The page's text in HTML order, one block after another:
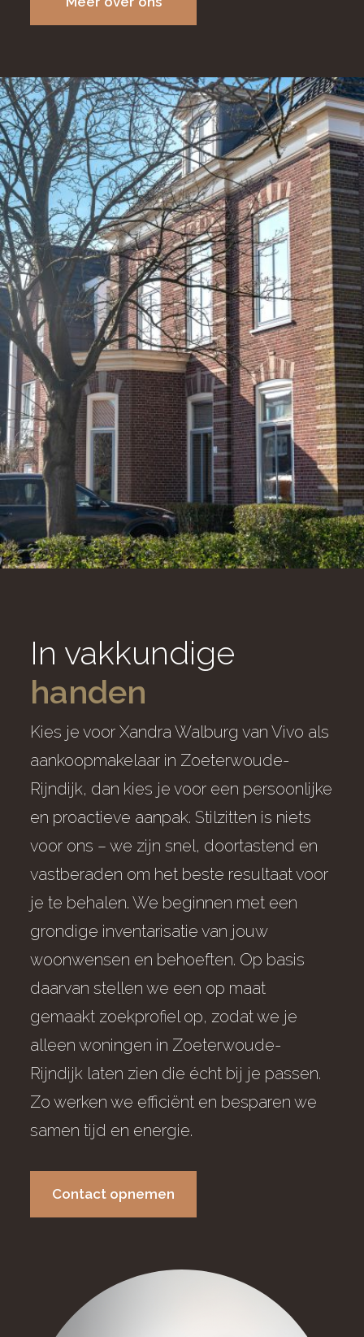
In vakkundige
handen
Kies je voor Xandra Walburg van Vivo als
aankoopmakelaar in Zoeterwoude-
Rijndijk, dan kies je voor een persoonlijke
en proactieve aanpak. Stilzitten is niets
voor ons – we zijn snel, doortastend en
vastberaden om het beste resultaat voor
je te behalen. We beginnen met een
grondige inventarisatie van jouw
woonwensen en behoeften. Op basis
daarvan stellen we een op maat
gemaakt zoekprofiel op, zodat we je
alleen woningen in Zoeterwoude-
Rijndijk laten zien die écht bij je passen.
Zo werken we efficiënt en besparen we
samen tijd en energie.
Contact opnemen